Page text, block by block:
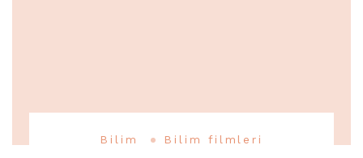
Bilim
Bilim filmleri